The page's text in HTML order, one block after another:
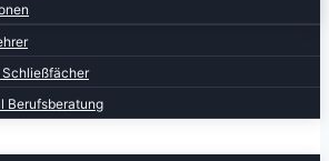
Berufsberatung